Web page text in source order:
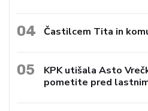
04 Častilcem Tita in
05
KPK utišala Asto
pometite pred